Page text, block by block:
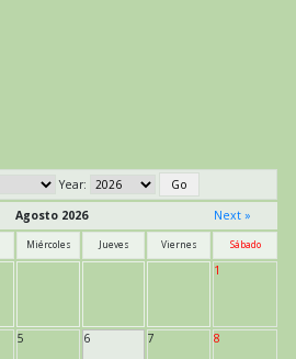
Year:
Agosto 2026 Next »
Miércoles Jueves Viernes Sábado
1
5 6 7 8